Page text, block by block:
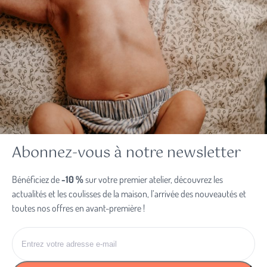
Déroulé des consultations de kiné
pédiatrique
1Accueil
Écoute des besoins spécifiques de l’enfant et de ses
parents.
2 Examen et séance
Réalisation d’une séance adaptée en fonction du
3Conseils et suivi
Accompagnement des parents et éventuelle
Abonnez-vous à notre newsletter
Bénéficiez de-10 %sur votre premier atelier, découvrez les
actualités et les coulisses de la maison, l’arrivée des nouveautés et
toutes nos offres en avant-première !
votre
adresse